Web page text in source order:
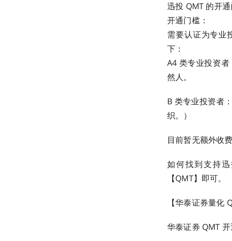
迅投 QMT 的开
开通门槛：
需要认证为专业
下：
A4 类专业投资
然人。
B 类专业投资者
织。）
目前暂无额外收费
如何找到支持
【QMT】即可。
【华泰证券量化
华泰证券 QMT